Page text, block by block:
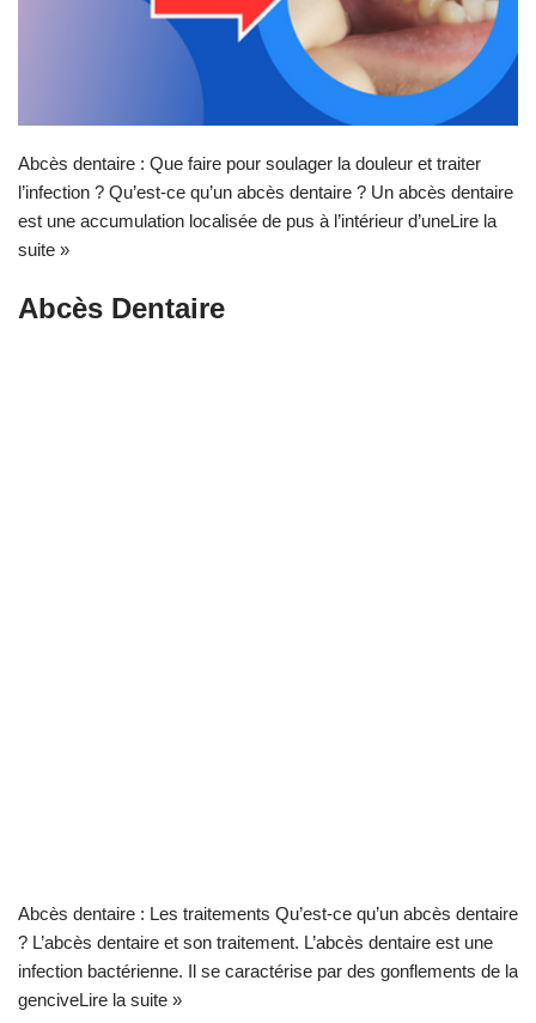
Abcès dentaire : Que faire pour soulager la douleur et traiter
l’infection ? Qu’est-ce qu’un abcès dentaire ? Un abcès dentaire
est une accumulation localisée de pus à l’intérieur d’uneLire la
suite »
Abcès Dentaire
Abcès dentaire : Les traitements Qu’est-ce qu’un abcès dentaire
? L’abcès dentaire et son traitement. L’abcès dentaire est une
infection bactérienne. Il se caractérise par des gonflements de la
genciveLire la suite »